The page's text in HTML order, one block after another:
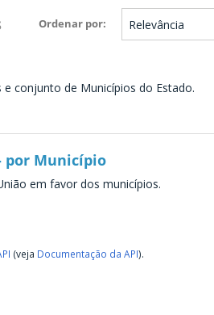
Ordenar por
conjunto de Municípios do Estado.
por Município
em favor dos municípios.
(veja Documentação da API).